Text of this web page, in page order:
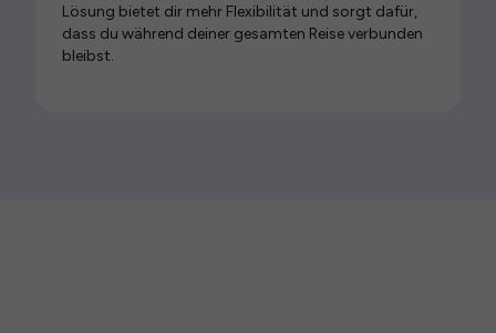
Lösung bietet dir mehr Flexibilität und sorgt dafür,
dass du während deiner gesamten Reise verbunden
bleibst.